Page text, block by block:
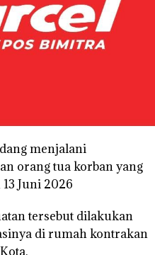
menjalani
orang tua korban yang
Juni 2026
tersebut dilakukan
di rumah kontrakan
PT
Puluhan Tahun